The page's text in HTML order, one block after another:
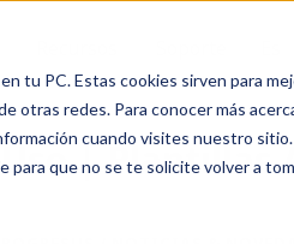
tu PC. Estas cookies sirven para
otras redes. Para conocer más
cuando visites nuestro
para que no se te solicite volver a
| Plantillas